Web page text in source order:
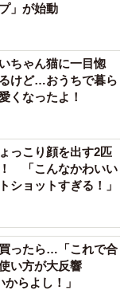
」が始動
ちゃん猫に一目惚
けど…おうちで暮ら
くなったよ！
っこり顔を出す2匹
「こんなかわいい
ショットすぎる！」
ったら…「これで合
い方が大反響
からよし！」